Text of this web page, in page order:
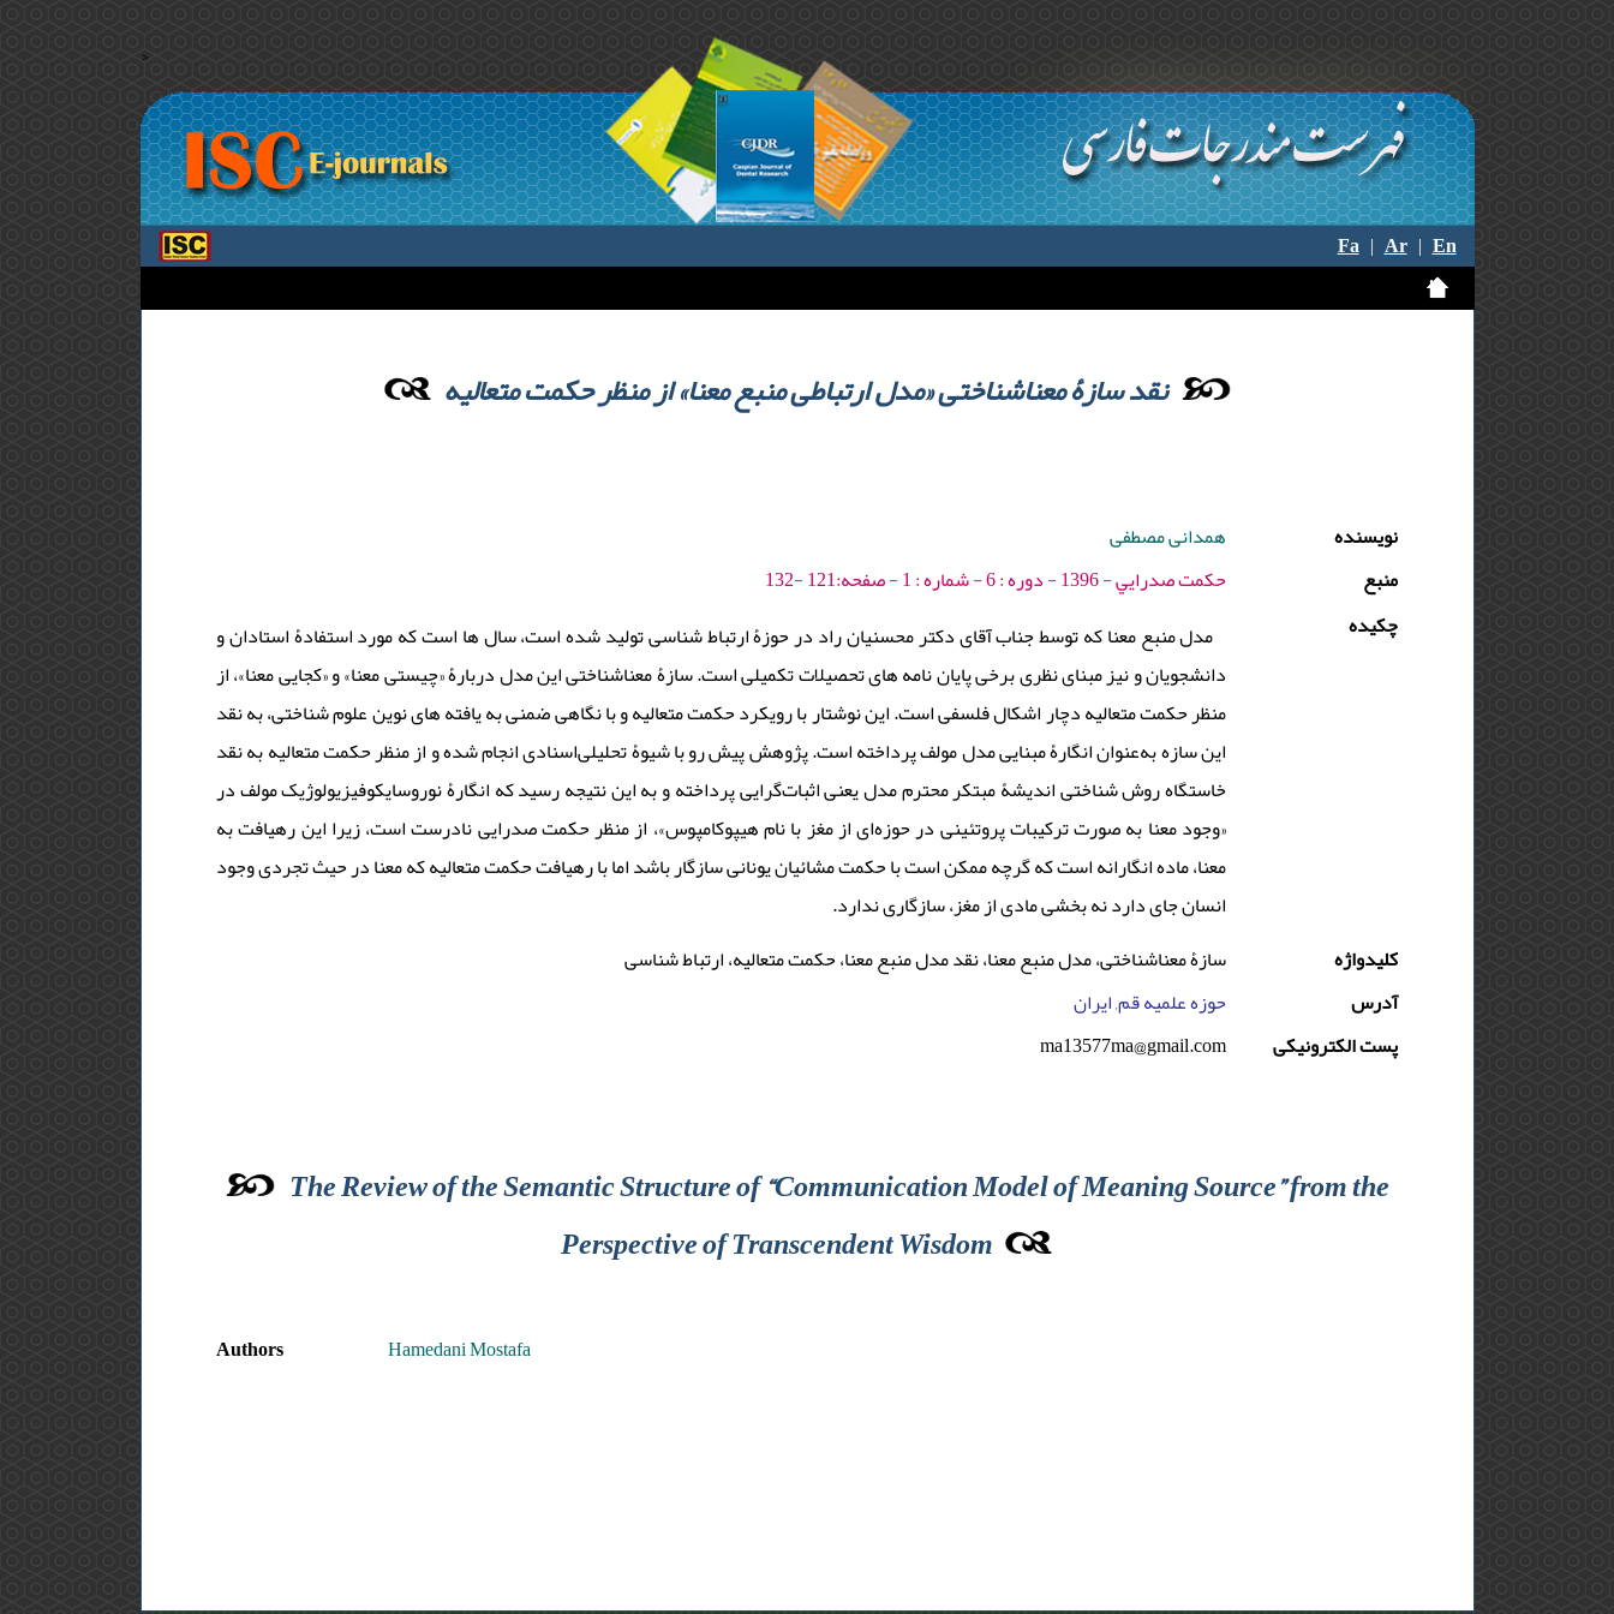
>
Fa|Ar|En
نقد سازۀ معناشناختی «مدل ارتباطی منبع معنا» از منظر حکمت متعالیه
نویسنده
همدانی مصطفی
منبع
حكمت صدرايي - 1396 - دوره : 6 - شماره : 1 - صفحه:121 -132
چکیده
مدل منبع معنا که توسط جناب آقای دکتر محسنیان راد در حوزۀ ارتباط شناسی تولید شده است، سال ها است که مورد استفادۀ استادان و
دانشجویان و نیز مبنای نظری برخی پایان نامه های تحصیلات تکمیلی است. سازۀ معناشناختی این مدل دربارۀ «چیستی معنا» و «کجایی معنا»، از
منظر حکمت متعالیه دچار اشکال فلسفی است. این نوشتار با رویکرد حکمت متعالیه و با نگاهی ضمنی به یافته های نوین علوم شناختی، به نقد
این سازه به‌عنوان انگارۀ مبنایی مدل مولف پرداخته است. پژوهش پیش رو با شیوۀ تحلیلی‌‌اسنادی انجام شده و از منظر حکمت متعالیه به نقد
خاستگاه روش شناختی اندیشۀ مبتکر محترم مدل یعنی اثبات‌گرایی پرداخته و به این نتیجه رسید که انگارۀ نوروسایکوفیزیولوژیک مولف در
«وجود معنا به صورت ترکیبات پروتئینی در حوزه‌ای از مغز با نام هیپوکامپوس»، از منظر حکمت صدرایی نادرست است، زیرا این رهیافت به
معنا، ماده انگارانه است که گرچه ممکن است با حکمت مشائیان یونانی سازگار باشد اما با رهیافت حکمت متعالیه که معنا در حیث تجردی وجود
انسان جای دارد نه بخشی مادی از مغز، سازگاری ندارد.
کلیدواژه
سازۀ معناشناختی، مدل منبع معنا، نقد مدل منبع معنا، حکمت متعالیه، ارتباط شناسی
آدرس
حوزه علمیه قم, ایران
پست الکترونیکی
ma13577ma@gmail.com
The Review of the Semantic Structure of “Communication Model of Meaning Source” from the
Perspective of Transcendent Wisdom
Authors Hamedani Mostafa